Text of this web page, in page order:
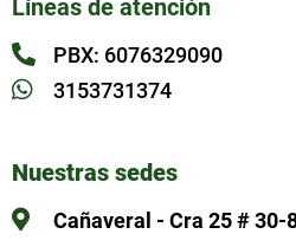
Líneas de atención
PBX: 6076329090
3153731374
Nuestras sedes
Cañaveral - Cra 25 # 30-